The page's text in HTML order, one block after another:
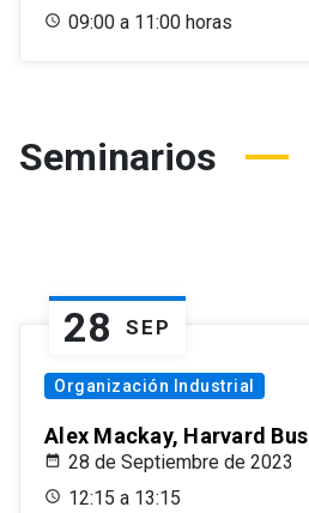
09:00 a 11:00 horas
Seminarios
28 SEP
Organización Industrial
Alex Mackay, Harvard
28 de Septiembre de 2023
12:15 a 13:15